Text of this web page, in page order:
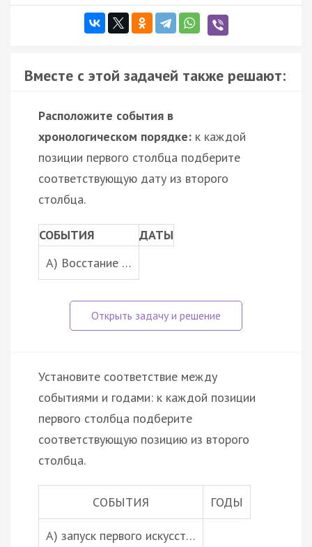
Вместе с этой задачей также решают:
Расположите события в
хронологическом порядке: к каждой
позиции первого столбца подберите
соответствующую дату из второго
столбца.
СОБЫТИЯ
ДАТЫ
A) Восстание …
Установите соответствие между
событиями и годами: к каждой позиции
первого столбца подберите
соответствующую позицию из второго
столбца.
СОБЫТИЯ ГОДЫ
A) запуск первого искусст…